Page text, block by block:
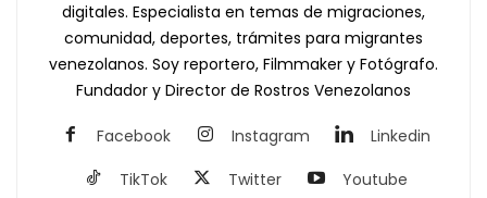
digitales. Especialista en temas de migraciones,
comunidad, deportes, trámites para migrantes
venezolanos. Soy reportero, Filmmaker y Fotógrafo.
Fundador y Director de Rostros Venezolanos
Facebook Instagram
Linkedin
TikTok
Twitter Youtube